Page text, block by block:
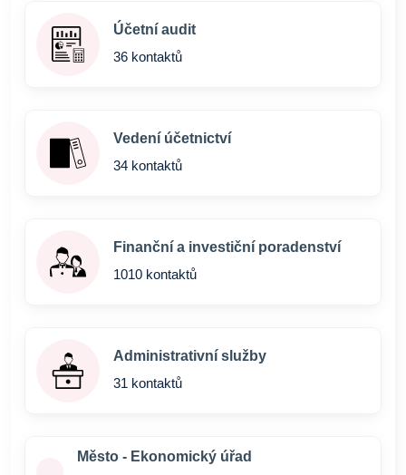
Účetní audit
36 kontaktů
Vedení účetnictví
34 kontaktů
Finanční a investiční poradenství
1010 kontaktů
Administrativní služby
31 kontaktů
Město - Ekonomický úřad